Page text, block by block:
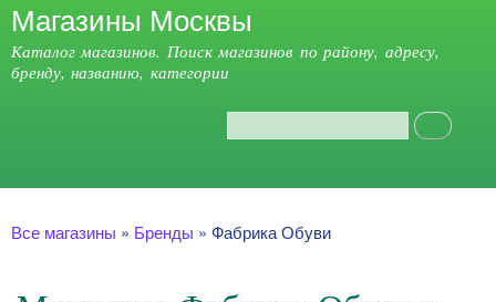
Перейти к
основному
содержанию
Магазины Москвы
Каталог магазинов. Поиск магазинов по району, адресу,
бренду, названию, категории
Главное меню
Все магазины » Бренды » Фабрика Обуви